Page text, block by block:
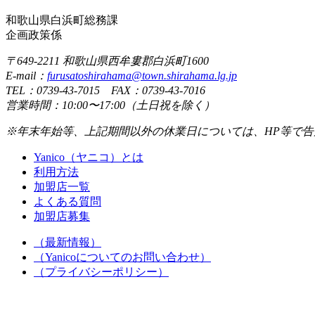
和歌山県白浜町総務課
企画政策係
〒649-2211 和歌山県西牟婁郡白浜町1600
E-mail： furusatoshirahama@town.shirahama.lg.jp
TEL：0739-43-7015 FAX：0739-43-7016
営業時間：10:00〜17:00（土日祝を除く）
※年末年始等、上記期間以外の休業日については、HP等で告
Yanico（ヤニコ）とは
利用方法
加盟店一覧
よくある質問
加盟店募集
（最新情報）
（Yanicoについてのお問い合わせ）
（プライバシーポリシー）